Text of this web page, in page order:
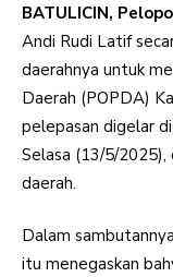
BATULICIN,
Andi Rudi Latif
daerahnya untuk
Daerah (POPDA)
pelepasan digelar
Selasa (13/5/
daerah.
Dalam
itu menegaskan